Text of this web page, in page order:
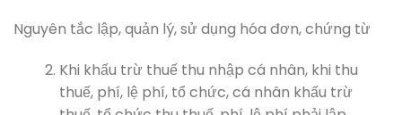
Nguyên tắc lập, quản lý, sử dụng hóa đơn, chứng từ
Khi khấu trừ thuế thu nhập cá nhân, khi thu
thuế, phí, lệ phí, tổ chức, cá nhân khấu trừ